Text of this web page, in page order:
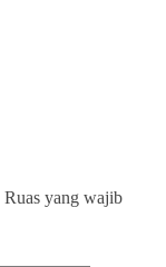
Ruas yang wajib